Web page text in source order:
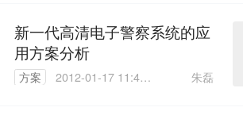
新一代高清电子警察系统的应
用方案分析
方案
2012-01-17 11:43:
朱磊